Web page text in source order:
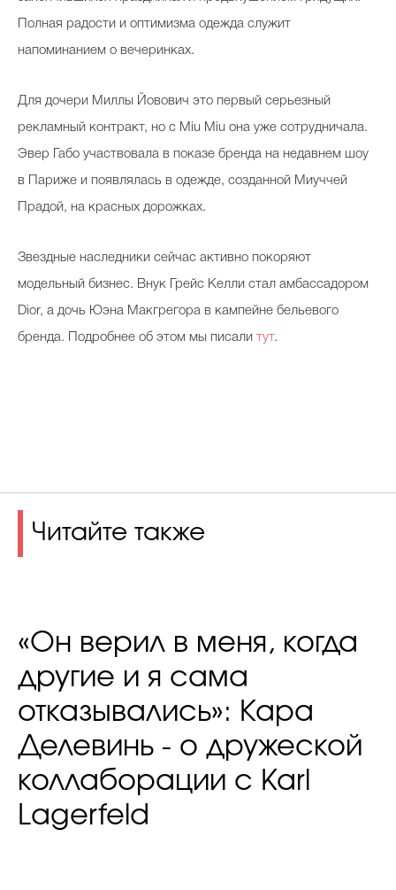
Полная радости и оптимизма одежда служит
напоминанием о вечеринках.
Для дочери Миллы Йовович это первый серьезный
рекламный контракт, но с Miu Miu она уже сотрудничала.
Эвер Габо участвовала в показе бренда на недавнем шоу
в Париже и появлялась в одежде, созданной Миуччей
Прадой, на красных дорожках.
Звездные наследники сейчас активно покоряют
модельный бизнес. Внук Грейс Келли стал амбассадором
Dior, а дочь Юэна Макгрегора в кампейне бельевого
бренда. Подробнее об этом мы писали тут.
Читайте также
«Он верил в меня, когда
другие и я сама
отказывались»: Кара
Делевинь - о дружеской
коллаборации с Karl
Lagerfeld